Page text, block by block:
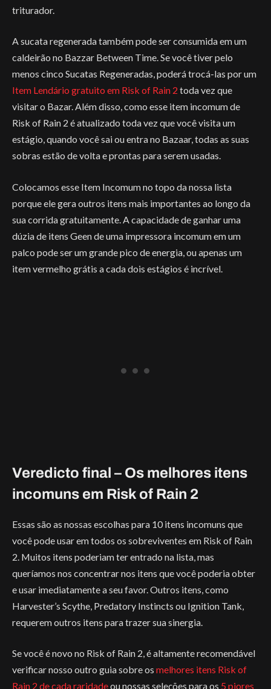
triturador.
A sucata regenerada também pode ser consumida em um
caldeirão no Bazzar Between Time. Se você tiver pelo
menos cinco Sucatas Regeneradas, poderá trocá-las por um
Item Lendário gratuito em Risk of Rain 2 toda vez que
visitar o Bazar. Além disso, como esse item incomum de
Risk of Rain 2 é atualizado toda vez que você visita um
estágio, quando você sai ou entra no Bazaar, todas as suas
sobras estão de volta e prontas para serem usadas.
Colocamos esse Item Incomum no topo da nossa lista
porque ele gera outros itens mais importantes ao longo da
sua corrida gratuitamente. A capacidade de ganhar uma
dúzia de itens Geen de uma impressora incomum em um
palco pode ser um grande pico de energia, ou apenas um
item vermelho grátis a cada dois estágios é incrível.
Veredicto final – Os melhores itens
incomuns em Risk of Rain 2
Essas são as nossas escolhas para 10 itens incomuns que
você pode usar em todos os sobreviventes em Risk of Rain
2. Muitos itens poderiam ter entrado na lista, mas
queríamos nos concentrar nos itens que você poderia obter
e usar imediatamente a seu favor. Outros itens, como
Harvester’s Scythe, Predatory Instincts ou Ignition Tank,
requerem outros itens para trazer sua sinergia.
Se você é novo no Risk of Rain 2, é altamente recomendável
verificar nosso outro guia sobre os melhores itens Risk of
Rain 2 de cada raridadeou nossas seleções para os 5 piores